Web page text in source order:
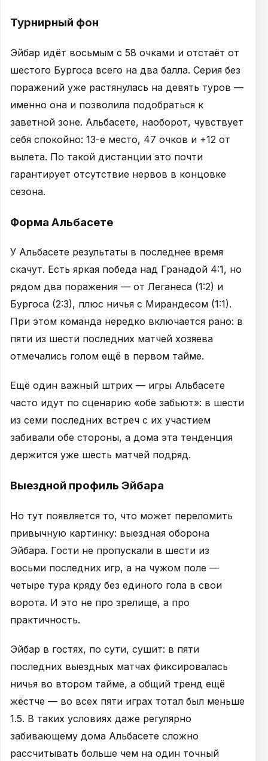
Турнирный фон
Эйбар идёт восьмым с 58 очками и отстаёт от
шестого Бургоса всего на два балла. Серия без
поражений уже растянулась на девять туров —
именно она и позволила подобраться к
заветной зоне. Альбасете, наоборот, чувствует
себя спокойно: 13-е место, 47 очков и +12 от
вылета. По такой дистанции это почти
гарантирует отсутствие нервов в концовке
сезона.
Форма Альбасете
У Альбасете результаты в последнее время
скачут. Есть яркая победа над Гранадой 4:1, но
рядом два поражения — от Леганеса (1:2) и
Бургоса (2:3), плюс ничья с Мирандесом (1:1).
При этом команда нередко включается рано: в
пяти из шести последних матчей хозяева
отмечались голом ещё в первом тайме.
Ещё один важный штрих — игры Альбасете
часто идут по сценарию «обе забьют»: в шести
из семи последних встреч с их участием
забивали обе стороны, а дома эта тенденция
держится уже шесть матчей подряд.
Выездной профиль Эйбара
Но тут появляется то, что может переломить
привычную картинку: выездная оборона
Эйбара. Гости не пропускали в шести из
восьми последних игр, а на чужом поле —
четыре тура кряду без единого гола в свои
ворота. И это не про зрелище, а про
практичность.
Эйбар в гостях, по сути, сушит: в пяти
последних выездных матчах фиксировалась
ничья во втором тайме, а общий тренд ещё
жёстче — во всех пяти играх тотал был меньше
1.5. В таких условиях даже регулярно
забивающему дома Альбасете сложно
рассчитывать больше чем на один точный